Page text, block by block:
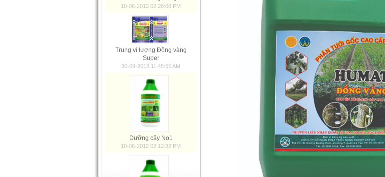
Ma Giê Đồng Vàng
10-06-2012 02:28:08 PM
Trung vi lượng Đồng vàng
Super
30-09-2013 11:45:55 AM